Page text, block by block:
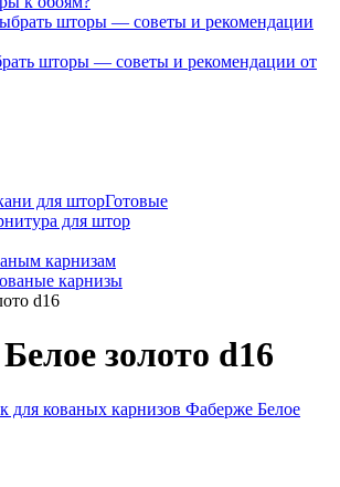
шторы — советы и рекомендации от
для шторГотовые
для штор
карнизам
карнизы
d16
золото d16